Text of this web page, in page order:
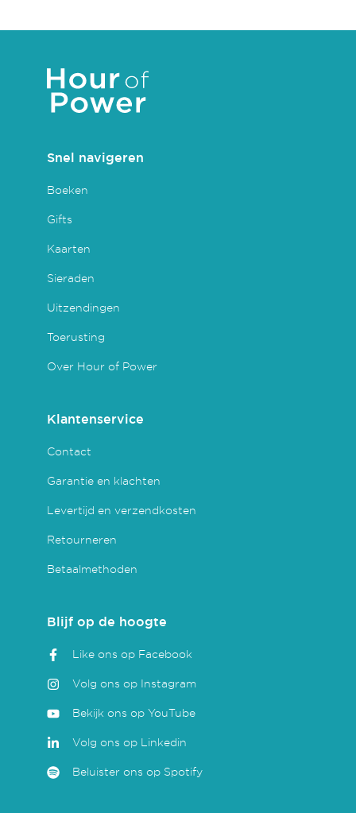
Snel navigeren
Boeken
Gifts
Kaarten
Sieraden
Uitzendingen
Toerusting
Over Hour of Power
Klantenservice
Contact
Garantie en klachten
Levertijd en verzendkosten
Retourneren
Betaalmethoden
Blijf op de hoogte
Like ons op Facebook
Volg ons op Instagram
Bekijk ons op YouTube
Volg ons op Linkedin
Beluister ons op Spotify